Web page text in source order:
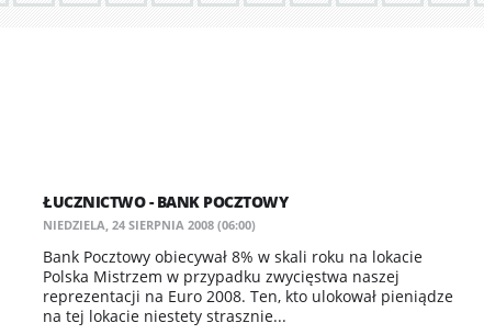
ŁUCZNICTWO - BANK POCZTOWY
NIEDZIELA, 24 SIERPNIA 2008 (06:00)
Bank Pocztowy obiecywał 8% w skali roku na lokacie
Polska Mistrzem w przypadku zwycięstwa naszej
reprezentacji na Euro 2008. Ten, kto ulokował pieniądze
na tej lokacie niestety strasznie...